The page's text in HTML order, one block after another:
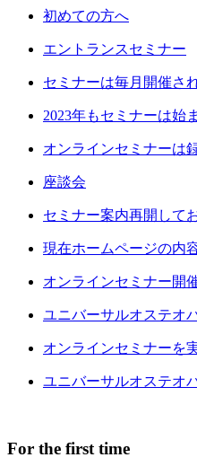
初めての方へ
エントランスセミナー
セミナーは毎月開催さ
2023年もセミナーは始
オンラインセミナーは
座談会
セミナー案内再開して
現在ホームページの内
オンラインセミナー開
ユニバーサルオステオ
オンラインセミナーを
ユニバーサルオステオ
For the first time